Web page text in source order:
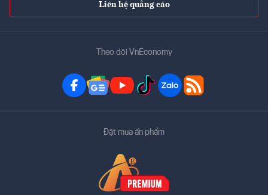
Liên hệ quảng cáo
Theo dõi VnEconomy
Đặt mua ấn phẩm